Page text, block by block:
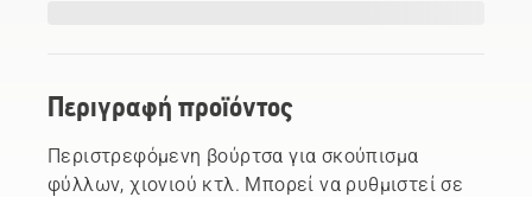
Περιγραφή προϊόντος
Περιστρεφόμενη βούρτσα για σκούπισμα
φύλλων, χιονιού κτλ. Μπορεί να ρυθμιστεί σε